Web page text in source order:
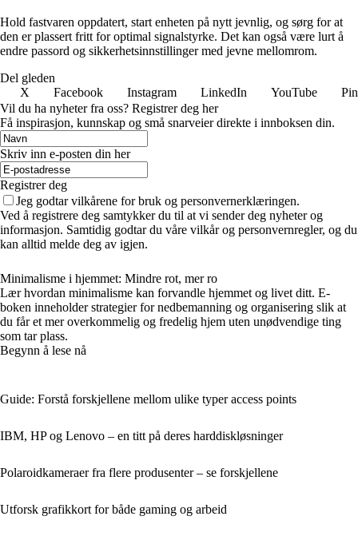
Hold fastvaren oppdatert, start enheten på nytt jevnlig, og sørg for at
den er plassert fritt for optimal signalstyrke. Det kan også være lurt å
endre passord og sikkerhetsinnstillinger med jevne mellomrom.
Del gleden
X
Facebook Instagram LinkedIn YouTube
Vil du ha nyheter fra oss? Registrer deg her
Få inspirasjon, kunnskap og små snarveier direkte i innboksen din.
Skriv inn e-posten din her
Registrer deg
Jeg godtar vilkårene for bruk og personvernerklæringen.
Ved å registrere deg samtykker du til at vi sender deg nyheter og
informasjon. Samtidig godtar du våre vilkår og personvernregler, og du
kan alltid melde deg av igjen.
Minimalisme i hjemmet: Mindre rot, mer ro
Lær hvordan minimalisme kan forvandle hjemmet og livet ditt. E-
boken inneholder strategier for nedbemanning og organisering slik at
du får et mer overkommelig og fredelig hjem uten unødvendige ting
som tar plass.
Begynn å lese nå
Guide: Forstå forskjellene mellom ulike typer access points
IBM, HP og Lenovo – en titt på deres harddiskløsninger
Polaroidkameraer fra flere produsenter – se forskjellene
Utforsk grafikkort for både gaming og arbeid